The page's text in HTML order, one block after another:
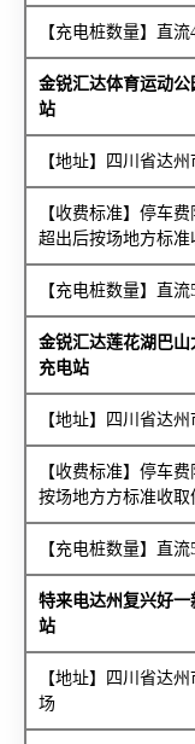
【充电桩数量】直
金锐汇达体育运动公
站
【地址】四川省达
【收费标准】停车
超出后按场地方标准
【充电桩数量】直
金锐汇达莲花湖巴山
充电站
【地址】四川省达
【收费标准】停车
按场地方方标准收取
【充电桩数量】直
特来电达州复兴好一
站
【地址】四川省达
场